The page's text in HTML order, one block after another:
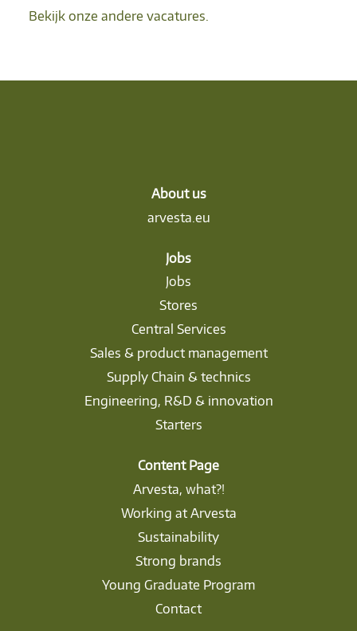
Bekijk onze andere vacatures.
About us
arvesta.eu
Jobs
Jobs
Stores
Central Services
Sales & product management
Supply Chain & technics
Engineering, R&D & innovation
Starters
Content Page
Arvesta, what?!
Working at Arvesta
Sustainability
Strong brands
Young Graduate Program
Contact